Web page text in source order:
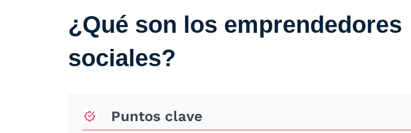
¿Qué son los emprendedores
sociales?
Puntos clave